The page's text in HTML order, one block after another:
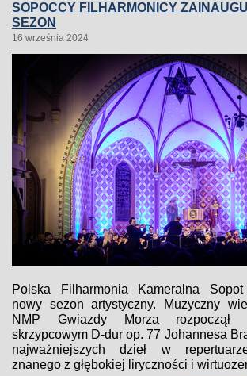
SOPOCCY FILHARMONICY
SEZON
16 września 2024
Polska Filharmonia Kameralna Sopot
nowy sezon artystyczny. Muzyczny
NMP Gwiazdy Morza rozpoczął
skrzypcowym D-dur op. 77 Johannesa
najważniejszych dzieł w
znanego z głębokiej liryczności i